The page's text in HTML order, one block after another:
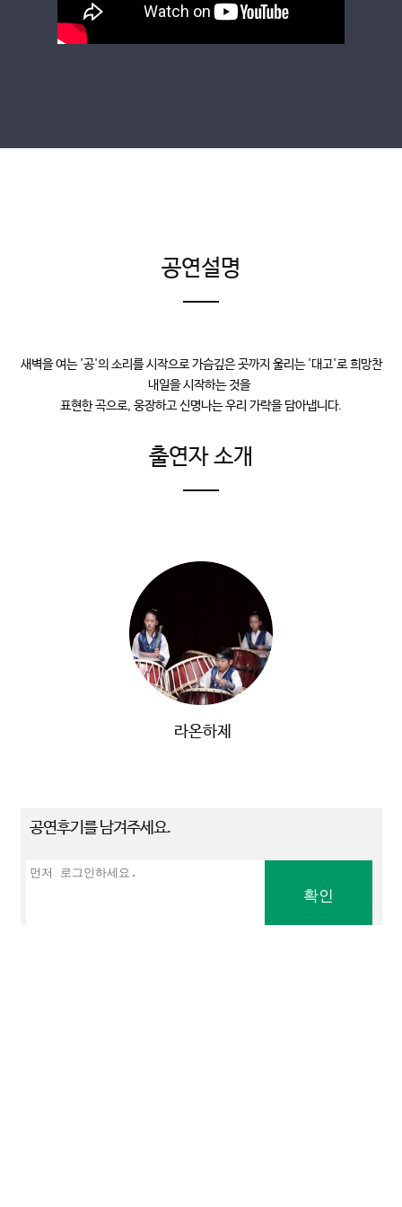
공연설명
새벽을 여는 '공'의 소리를 시작으로 가슴깊은 곳까지 울리는 '대고'로 희망찬
내일을 시작하는 것을
표현한 곡으로, 웅장하고 신명나는 우리 가락을 담아냅니다.
출연자 소개
라온하제
공연후기를 남겨주세요.
확인